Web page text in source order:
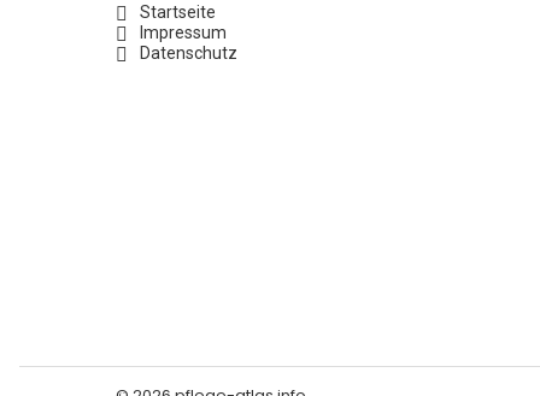
Startseite
Impressum
Datenschutz